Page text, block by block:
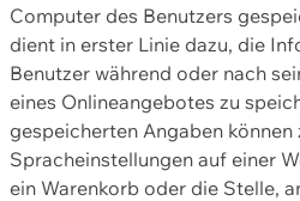
Computer des Benutzers
dient in erster Linie dazu, die
Benutzer während oder nach
eines Onlineangebotes zu
gespeicherten Angaben können
Spracheinstellungen auf einer
ein Warenkorb oder die Stelle,